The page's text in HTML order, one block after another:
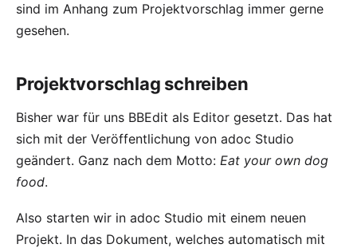
sind im Anhang zum Projektvorschlag immer gerne
gesehen.
Projektvorschlag schreiben
Bisher war für uns BBEdit als Editor gesetzt. Das hat
sich mit der Veröffentlichung von adoc Studio
geändert. Ganz nach dem Motto: Eat your own dog
food.
Also starten wir in adoc Studio mit einem neuen
Projekt. In das Dokument, welches automatisch mit